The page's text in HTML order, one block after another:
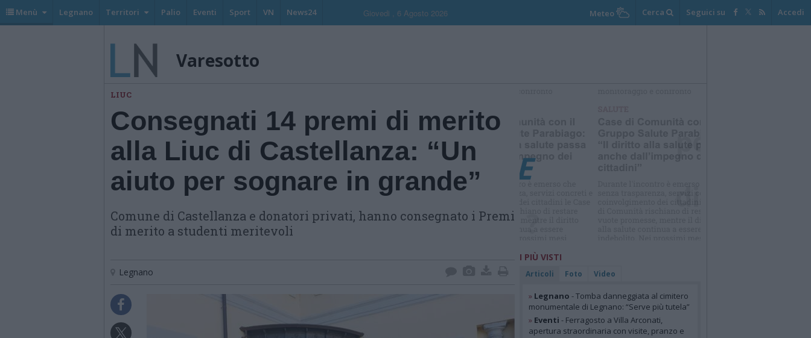
Menù Legnano Territori Palio Eventi Sport VN News24 Giovedi , 6 Agosto 2026 Meteo Cerca Seguici su Accedi
Varesotto
LIUC
Consegnati 14 premi di merito
alla Liuc di Castellanza: “Un
aiuto per sognare in grande”
Comune di Castellanza e donatori privati, hanno consegnato i Premi
di merito a studenti meritevoli
Legnano
I PIÙ VISTI
Articoli Foto Video
» Legnano - Tomba danneggiata al cimitero
monumentale di Legnano: “Serve più tutela”
» Eventi - Ferragosto a Villa Arconati,
apertura straordinaria con visite, pranzo e